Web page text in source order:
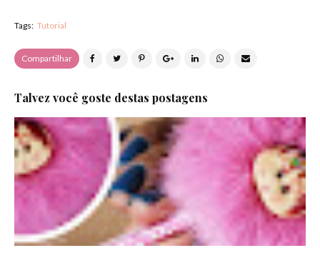
Tags: Tutorial
Compartilhar
Talvez você goste destas postagens